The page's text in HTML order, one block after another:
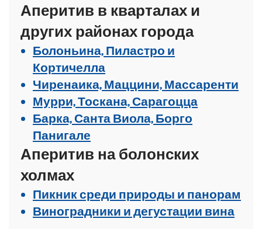
Аперитив в кварталах и
других районах города
Болоньина, Пиластро и
Кортичелла
Чиренаика, Маццини, Массаренти
Мурри, Тоскана, Сарагоцца
Барка, Санта Виола, Борго
Панигале
Аперитив на болонских
холмах
Пикник среди природы и панорам
Виноградники и дегустации вина